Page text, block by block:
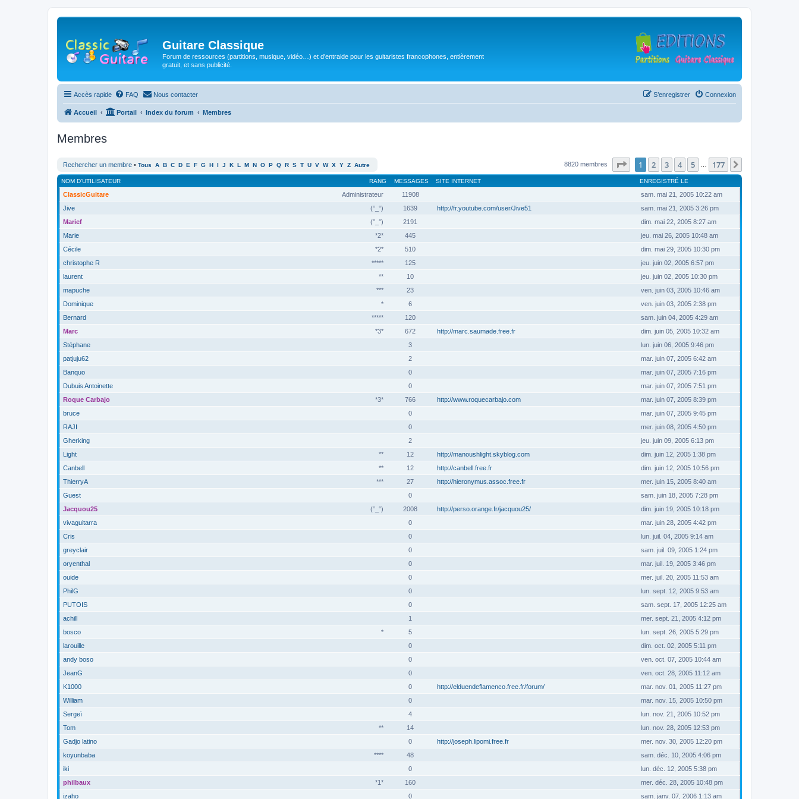
Guitare Classique
Forum de ressources (partitions, musique, vidéo…) et d'entraide pour les guitaristes francophones, entièrement
gratuit, et sans publicité.
Accès rapide FAQ Nous contacter Connexion
S’enregistrer
Accueil Portail Index du forum Membres
Membres
Rechercher un membre • Tous A B C D E F G H I J K L M N O P Q R S T U V W X Y Z Autre 8820 membres Page sur177
1 2 3 4 5 177
RANG
NOM D’UTILISATEUR MESSAGES SITE INTERNET ENREGISTRÉ LE
Administrateur
ClassicGuitare 11908
sam. mai 21, 2005 10:22 am
(°_°)
Jive 1639 http://fr.youtube.com/user/Jive51
sam. mai 21, 2005 3:26 pm
(°_°)
Marief 2191
dim. mai 22, 2005 8:27 am
*2*
Marie 445
jeu. mai 26, 2005 10:48 am
*2*
Cécile 510
dim. mai 29, 2005 10:30 pm
*****
christophe R 125
jeu. juin 02, 2005 6:57 pm
**
laurent 10
jeu. juin 02, 2005 10:30 pm
***
mapuche 23
ven. juin 03, 2005 10:46 am
*
Dominique 6
ven. juin 03, 2005 2:38 pm
*****
Bernard 120
sam. juin 04, 2005 4:29 am
*3*
Marc 672 http://marc.saumade.free.fr
dim. juin 05, 2005 10:32 am
Stéphane
3
lun. juin 06, 2005 9:46 pm
patjuju62
2
mar. juin 07, 2005 6:42 am
Banquo
0
mar. juin 07, 2005 7:16 pm
Dubuis Antoinette
0
mar. juin 07, 2005 7:51 pm
*3*
Roque Carbajo 766 http://www.roquecarbajo.com
mar. juin 07, 2005 8:39 pm
bruce
0
mar. juin 07, 2005 9:45 pm
RAJI
0
mer. juin 08, 2005 4:50 pm
Gherking
2
jeu. juin 09, 2005 6:13 pm
**
Light 12 http://manoushlight.skyblog.com
dim. juin 12, 2005 1:38 pm
**
Canbell 12 http://canbell.free.fr
dim. juin 12, 2005 10:56 pm
***
ThierryA 27 http://hieronymus.assoc.free.fr
mer. juin 15, 2005 8:40 am
Guest
0
sam. juin 18, 2005 7:28 pm
(°_°)
Jacquou25 2008 http://perso.orange.fr/jacquou25/
dim. juin 19, 2005 10:18 pm
vivaguitarra
0
mar. juin 28, 2005 4:42 pm
Cris
0
lun. juil. 04, 2005 9:14 am
greyclair
0
sam. juil. 09, 2005 1:24 pm
oryenthal
0
mar. juil. 19, 2005 3:46 pm
ouide
0
mer. juil. 20, 2005 11:53 am
PhilG
0
lun. sept. 12, 2005 9:53 am
PUTOIS
0
sam. sept. 17, 2005 12:25 am
achill
1
mer. sept. 21, 2005 4:12 pm
*
bosco 5
lun. sept. 26, 2005 5:29 pm
larouille
0
dim. oct. 02, 2005 5:11 pm
andy boso
0
ven. oct. 07, 2005 10:44 am
JeanG
0
ven. oct. 28, 2005 11:12 am
K1000
0 http://elduendeflamenco.free.fr/forum/
mar. nov. 01, 2005 11:27 pm
William
0
mar. nov. 15, 2005 10:50 pm
Sergeï
4
lun. nov. 21, 2005 10:52 pm
**
Tom 14
lun. nov. 28, 2005 12:53 pm
Gadjo latino
0 http://joseph.lipomi.free.fr
mer. nov. 30, 2005 12:20 pm
****
koyunbaba 48
sam. déc. 10, 2005 4:06 pm
iki
0
lun. déc. 12, 2005 5:38 pm
*1*
philbaux 160
mer. déc. 28, 2005 10:48 pm
izaho
0 sam. janv. 07, 2006 1:13 am